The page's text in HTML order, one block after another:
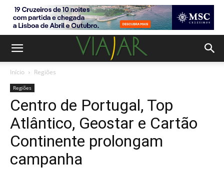
Início Regiões
Regiões
Centro de Portugal, Top
Atlântico, Geostar e Cartão
Continente prolongam
campanha